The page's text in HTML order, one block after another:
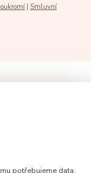
Smluvní
potřebujeme data.